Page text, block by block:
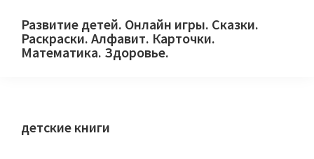
primary
main
primary
Развитие детей. Онлайн игры. Сказки.
Раскраски. Алфавит. Карточки.
Математика. Здоровье.
и
детские книги